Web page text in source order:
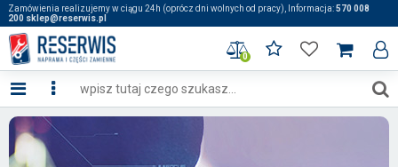
Zamówienia realizujemy w ciągu 24h (oprócz dni wolnych od pracy), Informacja:570 008
200 sklep@reserwis.pl
0